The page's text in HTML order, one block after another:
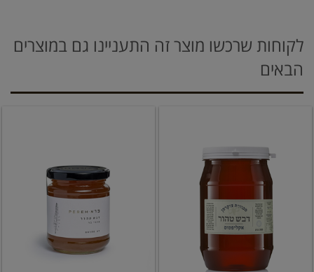
לקוחות שרכשו מוצר זה התעניינו גם במוצרים
הבאים